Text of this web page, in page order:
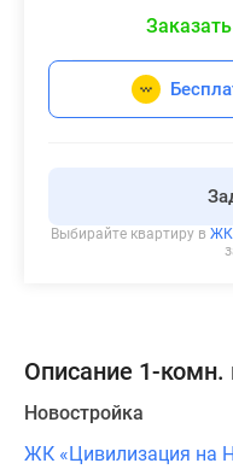
Выбирайте квартиру в ЖК
Описание 1-комн.
Новостройка
ЖК «Цивилизация на